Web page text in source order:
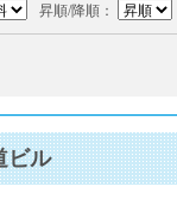
昇順/降順：
ビル